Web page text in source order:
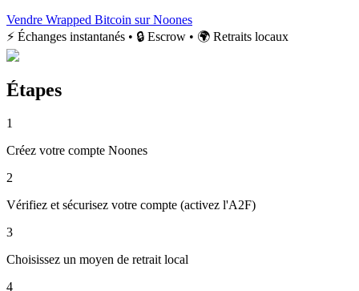
Vendre Wrapped Bitcoin sur Noones
⚡ Échanges instantanés • 🔒 Escrow • 🌍 Retraits locaux
Étapes
1
Créez votre compte Noones
2
Vérifiez et sécurisez votre compte (activez l'A2F)
3
Choisissez un moyen de retrait local
4